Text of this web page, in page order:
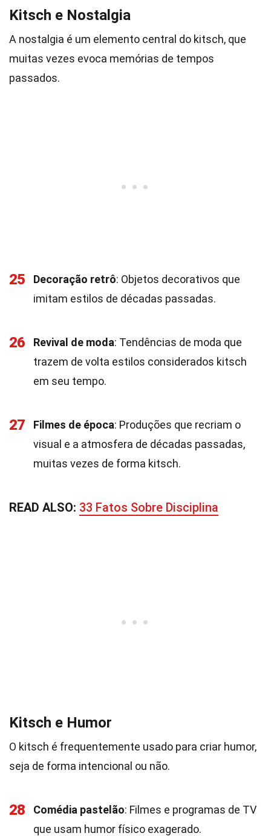
Kitsch e Nostalgia
A nostalgia é um elemento central do kitsch, que
muitas vezes evoca memórias de tempos
passados.
25 Decoração retrô: Objetos decorativos que
imitam estilos de décadas passadas.
26 Revival de moda: Tendências de moda que
trazem de volta estilos considerados kitsch
em seu tempo.
27 Filmes de época: Produções que recriam o
visual e a atmosfera de décadas passadas,
muitas vezes de forma kitsch.
READ ALSO: 33 Fatos Sobre Disciplina
Kitsch e Humor
O kitsch é frequentemente usado para criar humor,
seja de forma intencional ou não.
28 Comédia pastelão: Filmes e programas de TV
que usam humor físico exagerado.